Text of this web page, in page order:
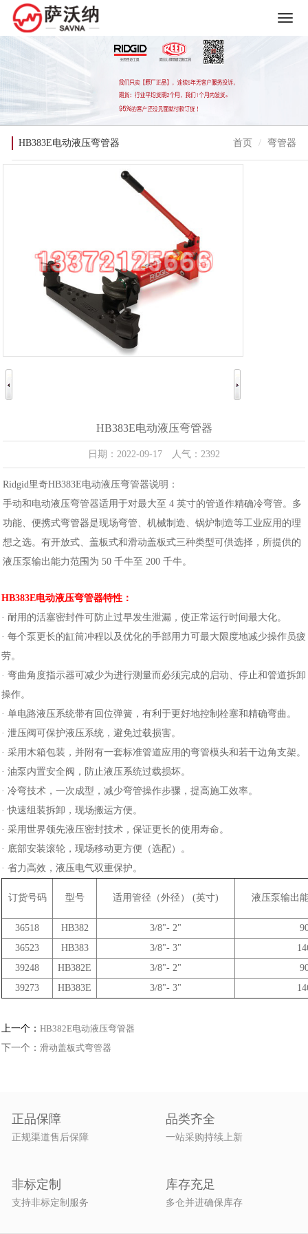
HB383E电动液压弯管器 首页 弯管器
HB383E电动液压弯管器
日期：2022-09-17 人气：2392
Ridgid里奇HB383E电动液压弯管器说明：
手动和电动液压弯管器适用于对最大至 4 英寸的管道作精确冷弯管。多
功能、便携式弯管器是现场弯管、机械制造、锅炉制造等工业应用的理
想之选。有开放式、盖板式和滑动盖板式三种类型可供选择，所提供的
液压泵输出能力范围为 50 千牛至 200 千牛。
HB383E电动液压弯管器特性：
· 耐用的活塞密封件可防止过早发生泄漏，使正常运行时间最大化。
· 每个泵更长的缸筒冲程以及优化的手部用力可最大限度地减少操作员疲
劳。
· 弯曲角度指示器可减少为进行测量而必须完成的启动、停止和管道拆卸
操作。
· 单电路液压系统带有回位弹簧，有利于更好地控制栓塞和精确弯曲。
· 泄压阀可保护液压系统，避免过载损害。
· 采用木箱包装，并附有一套标准管道应用的弯管模头和若干边角支架。
· 油泵内置安全阀，防止液压系统过载损坏。
· 冷弯技术，一次成型，减少弯管操作步骤，提高施工效率。
· 快速组装拆卸，现场搬运方便。
· 采用世界领先液压密封技术，保证更长的使用寿命。
· 底部安装滚轮，现场移动更方便（选配）。
· 省力高效，液压电气双重保护。
订货号码 型号 适用管径（外径） (英寸) 液压泵输出
36518 HB382 3/8"- 2"
36523
HB383 3/8"- 3"
39248
HB382E 3/8"- 2"
39273
HB383E 3/8"- 3"
上一个： HB382E电动液压弯管器
下一个： 滑动盖板式弯管器
正品保障
正规渠道售后保障
品类齐全
一站采购持续上新
非标定制
支持非标定制服务
库存充足
多仓并进确保库存